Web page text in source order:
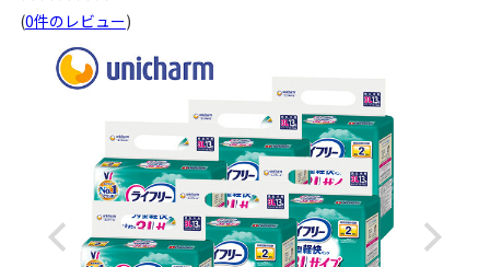
(0件のレビュー)
Previous Next